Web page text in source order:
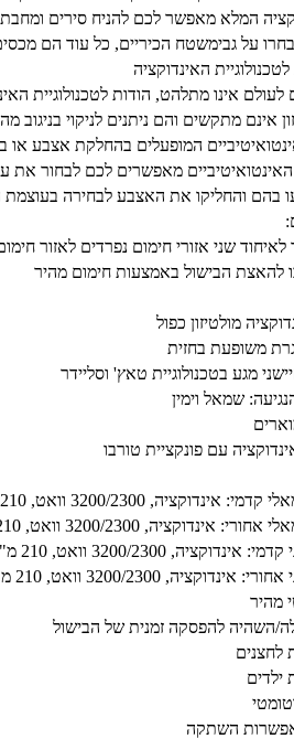
המלא מאפשר לכם להניח סירים
על גבימשטח הכיריים, כל עוד הם
האינדוקציה
אינו מתלהט, הודות לטכנולוגיית
אינם מתקשים והם ניתנים לניקוי בניגוב
המופעלים בהחלקת אצבע או
האינטואיטיביים מאפשרים לכם לבחור את
בהם והחליקו את האצבע לבחירה בעוצמת
לאיחוד שני אזורי חימום נפרדים לאזור
להאצת הבישול באמצעות חימום מהיר
מולטיזון כפול
משופעת בחזית
מגע בטכנולוגיית טאץ' וסליידר
שמאל וימין
עם פונקציית טורבו
3200/2300 וואט, 210 מ"מ
אינדוקציה, 3200/2300 וואט, 210 מ"מ
3200/2300 וואט, 210 מ"מ
3200/2300 וואט, 210 מ"מ
מהיר
השהיה להפסקה זמנית של הבישול
לחצנים
ילדים
אפשרות השתקה